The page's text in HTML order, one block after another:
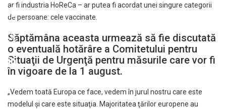
ar fi industria HoReCa – ar putea fi acordat unei singure categorii
de persoane: cele vaccinate.
Săptămâna aceasta urmează să fie discutată
o eventuală hotărâre a Comitetului pentru
Situaţii de Urgenţă pentru măsurile care vor fi
în vigoare de la 1 august.
„Vedem toată Europa ce face, vedem în jurul nostru care este
modelul şi care este situaţia. Majoritatea ţărilor europene au